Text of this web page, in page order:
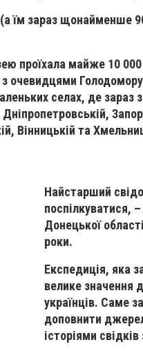
їм зараз щонайменше
проїхала майже 10 000
з очевидцями
селах, де
Вінницькій та
Найстарший
поспілкуватися,
Донецької
роки.
Експедиція, яка
велике значення
українців. Саме
доповнити
історіями